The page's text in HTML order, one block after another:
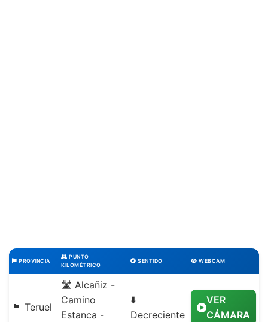
PROVINCIA
PUNTO
KILOMÉTRICO
SENTIDO WEBCAM
🏴 Teruel
🛣️ Alcañiz -
Camino
Estanca -
⬇️
Decreciente
VER
CÁMARA